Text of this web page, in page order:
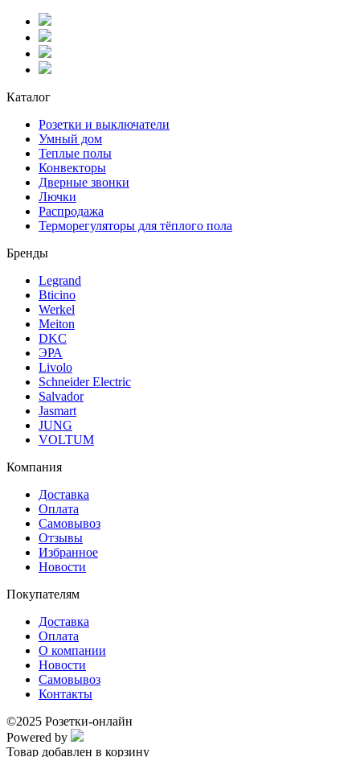
Каталог
Розетки и выключатели
Умный дом
Теплые полы
Конвекторы
Дверные звонки
Лючки
Распродажа
Терморегуляторы для тёплого пола
Бренды
Legrand
Bticino
Werkel
Meiton
DKC
ЭРА
Livolo
Schneider Electric
Salvador
Jasmart
JUNG
VOLTUM
Компания
Доставка
Оплата
Самовывоз
Отзывы
Избранное
Новости
Покупателям
Доставка
Оплата
О компании
Новости
Самовывоз
Контакты
©2025 Розетки-онлайн
Powered by
Товар добавлен в корзину